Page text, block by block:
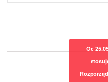
Od